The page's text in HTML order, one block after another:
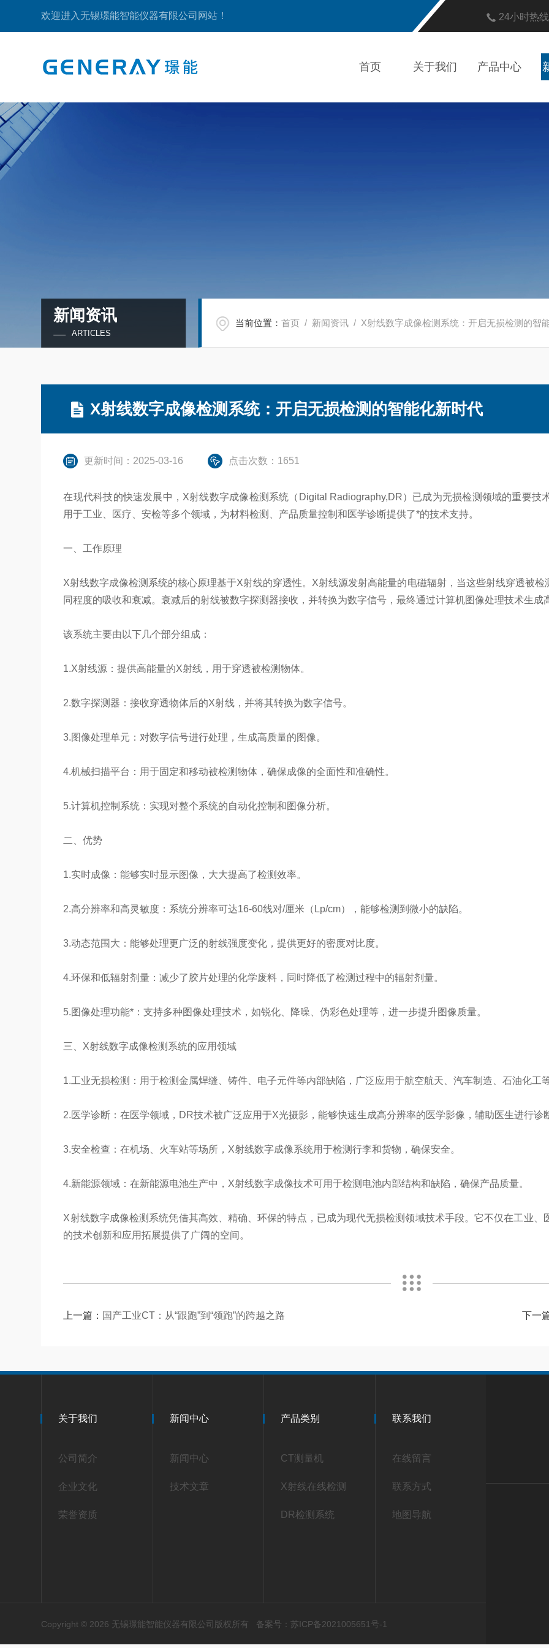
欢迎进入无锡璟能智能仪器有限公司网站！ 24小时热
首页 关于我们 产品中心
新闻资讯
ARTICLES
当前位置：首页 / 新闻资讯 / X射线数字成像检测系统：开启无损检测的智
X射线数字成像检测系统：开启无损检测的智能化新时代
更新时间：2025-03-16 点击次数：1651
在现代科技的快速发展中，X射线数字成像检测系统（Digital Radiography,DR）已成为无损检测领域的重要技
用于工业、医疗、安检等多个领域，为材料检测、产品质量控制和医学诊断提供了*的技术支持。
一、工作原理
X射线数字成像检测系统的核心原理基于X射线的穿透性。X射线源发射高能量的电磁辐射，当这些射线穿透被
同程度的吸收和衰减。衰减后的射线被数字探测器接收，并转换为数字信号，最终通过计算机图像处理技术生成
该系统主要由以下几个部分组成：
1.X射线源：提供高能量的X射线，用于穿透被检测物体。
2.数字探测器：接收穿透物体后的X射线，并将其转换为数字信号。
3.图像处理单元：对数字信号进行处理，生成高质量的图像。
4.机械扫描平台：用于固定和移动被检测物体，确保成像的全面性和准确性。
5.计算机控制系统：实现对整个系统的自动化控制和图像分析。
二、优势
1.实时成像：能够实时显示图像，大大提高了检测效率。
2.高分辨率和高灵敏度：系统分辨率可达16-60线对/厘米（Lp/cm），能够检测到微小的缺陷。
3.动态范围大：能够处理更广泛的射线强度变化，提供更好的密度对比度。
4.环保和低辐射剂量：减少了胶片处理的化学废料，同时降低了检测过程中的辐射剂量。
5.图像处理功能*：支持多种图像处理技术，如锐化、降噪、伪彩色处理等，进一步提升图像质量。
三、X射线数字成像检测系统的应用领域
1.工业无损检测：用于检测金属焊缝、铸件、电子元件等内部缺陷，广泛应用于航空航天、汽车制造、石油化工
2.医学诊断：在医学领域，DR技术被广泛应用于X光摄影，能够快速生成高分辨率的医学影像，辅助医生进行诊
3.安全检查：在机场、火车站等场所，X射线数字成像系统用于检测行李和货物，确保安全。
4.新能源领域：在新能源电池生产中，X射线数字成像技术可用于检测电池内部结构和缺陷，确保产品质量。
X射线数字成像检测系统凭借其高效、精确、环保的特点，已成为现代无损检测领域技术手段。它不仅在工业
的技术创新和应用拓展提供了广阔的空间。
上一篇： 国产工业CT：从“跟跑”到“领跑”的跨越之路 下一
关于我们
公司简介
企业文化
荣誉资质
新闻中心
新闻中心
技术文章
产品类别
CT测量机
X射线在线检测
DR检测系统
联系我们
在线留言
联系方式
地图导航
Copyright © 2026 无锡璟能智能仪器有限公司版权所有 备案号：苏ICP备2021005651号-1